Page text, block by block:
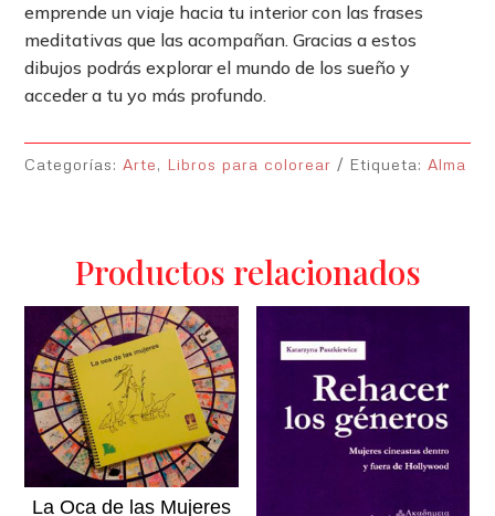
emprende un viaje hacia tu interior con las frases
meditativas que las acompañan. Gracias a estos
dibujos podrás explorar el mundo de los sueño y
acceder a tu yo más profundo.
Categorías:Arte, Libros para colorear Etiqueta:Alma
Productos relacionados
La Oca de las Mujeres